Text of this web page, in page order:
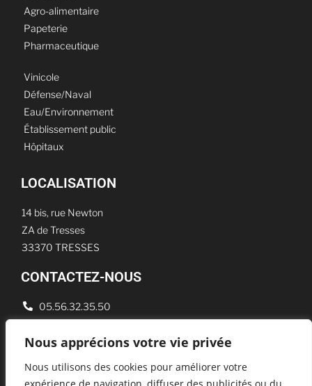
Nous apprécions votre vie privée
Nous utilisons des cookies pour améliorer votre
Agro-alimentaire
Papeterie
Pharmaceutique
Vinicole
Défense/Naval
Eau/Environnement
Établissement public
Hôpitaux
LOCALISATION
14 bis, rue Newton
ZA de Tresses
33370 TRESSES
CONTACTEZ-NOUS
05.56.32.35.50
Télécharger la plaquette